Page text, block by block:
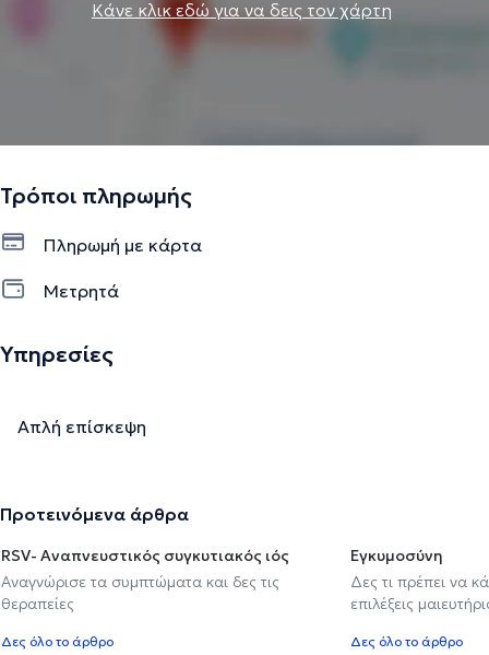
Κάνε κλικ εδώ για να δεις τον χάρτη
Τρόποι πληρωμής
Πληρωμή με κάρτα
Μετρητά
Υπηρεσίες
Απλή επίσκεψη
Προτεινόμενα άρθρα
RSV- Αναπνευστικός συγκυτιακός ιός
Αναγνώρισε τα συμπτώματα και δες τις
θεραπείες
Δες όλο το άρθρο
Εγκυμοσύνη
Δες τι πρέπει να
επιλέξεις
Δες όλο το άρθρο